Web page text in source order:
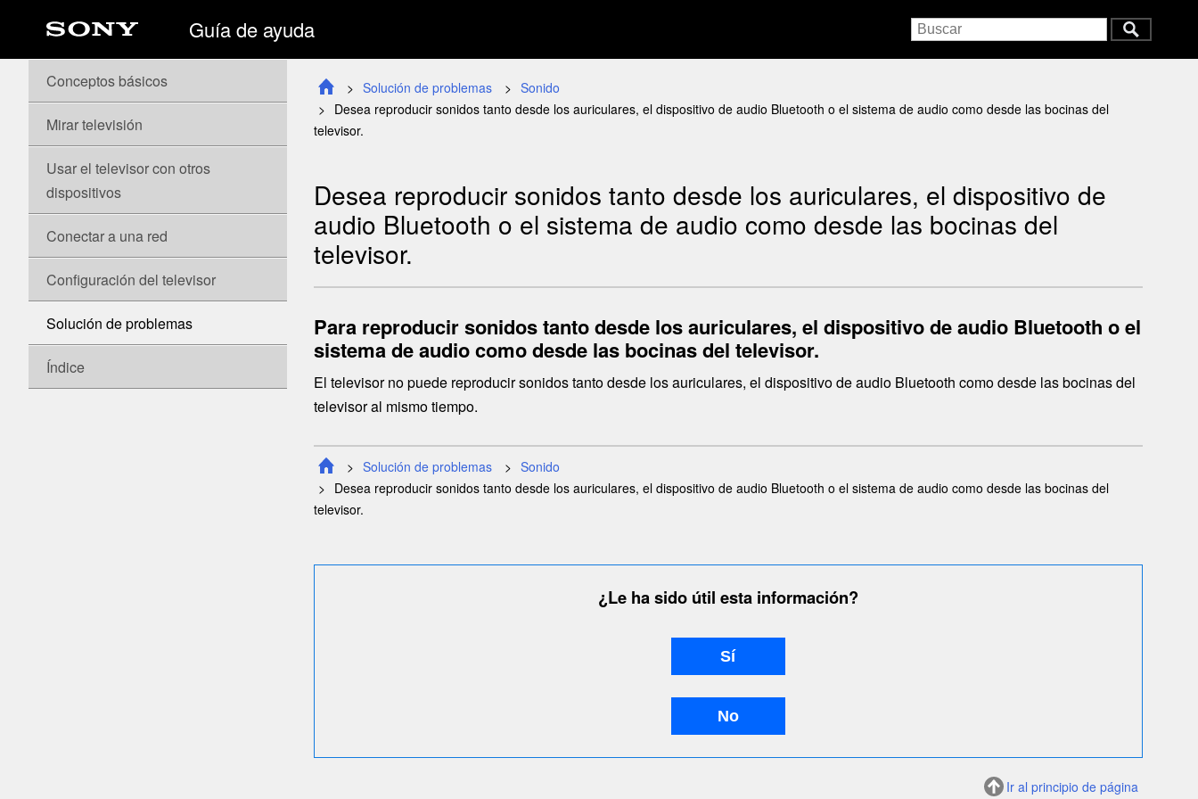
Guía de ayuda
Solución de problemas
Sonido
Desea reproducir sonidos tanto desde los auriculares, el dispositivo de audio Bluetooth o el sistema de audio como desde las bocinas del
televisor.
Desea reproducir sonidos tanto desde los auriculares, el dispositivo de
audio Bluetooth o el sistema de audio como desde las bocinas del
televisor.
Para reproducir sonidos tanto desde los auriculares, el dispositivo de audio Bluetooth o el
sistema de audio como desde las bocinas del televisor.
El televisor no puede reproducir sonidos tanto desde los auriculares, el dispositivo de audio Bluetooth como desde las bocinas del
televisor al mismo tiempo.
Solución de problemas
Sonido
Desea reproducir sonidos tanto desde los auriculares, el dispositivo de audio Bluetooth o el sistema de audio como desde las bocinas del
televisor.
¿Le ha sido útil esta información?
Conceptos básicos
Mirar televisión
Usar el televisor con otros
dispositivos
Conectar a una red
Configuración del televisor
Solución de problemas
Índice
Ir al principio de página